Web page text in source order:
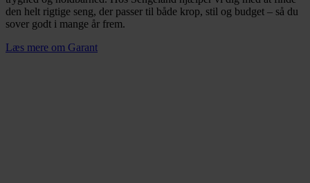
den helt rigtige seng, der passer til både krop, stil og budget – så du
sover godt i mange år frem.
Læs mere om Garant